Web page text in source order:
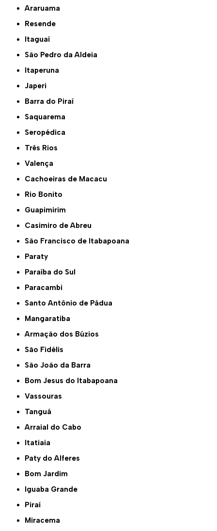
Araruama
Resende
Itaguaí
São Pedro da Aldeia
Itaperuna
Japeri
Barra do Piraí
Saquarema
Seropédica
Três Rios
Valença
Cachoeiras de Macacu
Rio Bonito
Guapimirim
Casimiro de Abreu
São Francisco de Itabapoana
Paraty
Paraíba do Sul
Paracambi
Santo Antônio de Pádua
Mangaratiba
Armação dos Búzios
São Fidélis
São João da Barra
Bom Jesus do Itabapoana
Vassouras
Tanguá
Arraial do Cabo
Itatiaia
Paty do Alferes
Bom Jardim
Iguaba Grande
Piraí
Miracema